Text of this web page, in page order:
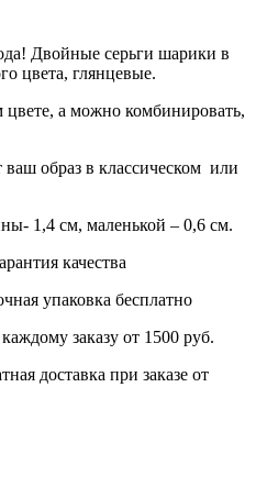
Двойные серьги шарики в
цвета, глянцевые.
а можно комбинировать,
образ в классическом или
1,4 см, маленькой – 0,6 см.
качества
упаковка бесплатно
заказу от 1500 руб.
доставка при заказе от